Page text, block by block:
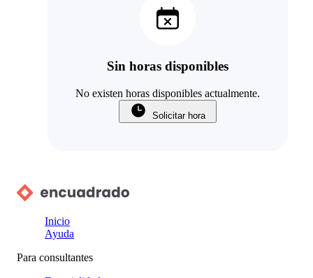
Sin horas disponibles
No existen horas disponibles actualmente.
Solicitar hora
Inicio
Ayuda
Para consultantes